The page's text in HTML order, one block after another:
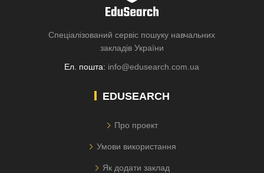
Спеціалізований сервіс пошуку навчальних
закладів України
Ел. пошта: info@edusearch.com.ua
EDUSEARCH
Про проект
Умови використання
Як додати заклад